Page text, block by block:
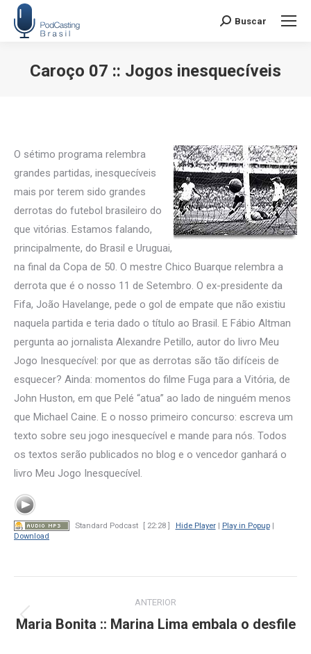
Search:
Buscar
Caroço 07 :: Jogos inesquecíveis
O sétimo programa relembra
grandes partidas, inesquecíveis
mais por terem sido grandes
derrotas do futebol brasileiro do
que vitórias. Estamos falando,
principalmente, do Brasil e Uruguai,
na final da Copa de 50. O mestre Chico Buarque relembra a
derrota que é o nosso 11 de Setembro. O ex-presidente da
Fifa, João Havelange, pede o gol de empate que não existiu
naquela partida e teria dado o título ao Brasil. E Fábio Altman
pergunta ao jornalista Alexandre Petillo, autor do livro Meu
Jogo Inesquecível: por que as derrotas são tão difíceis de
esquecer? Ainda: momentos do filme Fuga para a Vitória, de
John Huston, em que Pelé “atua” ao lado de ninguém menos
que Michael Caine. E o nosso primeiro concurso: escreva um
texto sobre seu jogo inesquecível e mande para nós. Todos
os textos serão publicados no blog e o vencedor ganhará o
livro Meu Jogo Inesquecível.
Standard Podcast [ 22:28 ] Hide Player| Play in Popup|
Download
de
ANTERIOR
Post
Maria Bonita :: Marina Lima embala o desfile